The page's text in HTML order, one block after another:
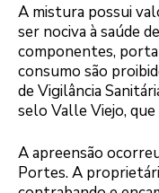
A mistura possui
ser nociva à saúde
componentes,
consumo são
de Vigilância
selo Valle Viejo,
A apreensão
Portes. A